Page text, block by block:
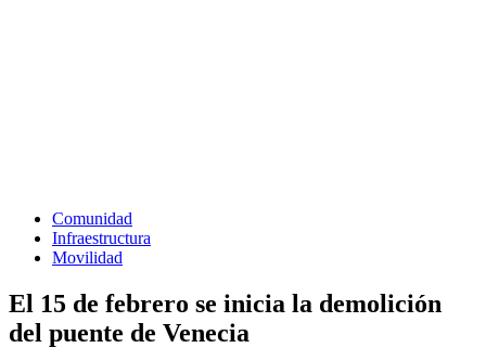
Comunidad
Infraestructura
Movilidad
El 15 de febrero se inicia la demolición
del puente de Venecia